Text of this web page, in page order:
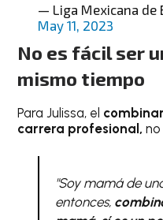
— Liga Mexicana de
May 11, 2023
No es fácil ser
mismo tiempo
Para Julissa, el
carrera profesional,
"Soy mamá de
entonces,